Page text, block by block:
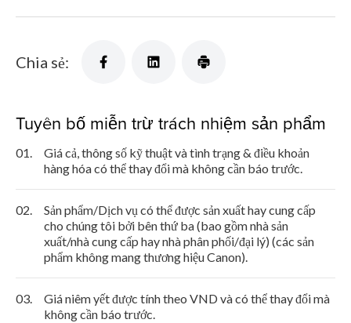
Chia sẻ:
Tuyên bố miễn trừ trách nhiệm sản phẩm
01.
Giá cả, thông số kỹ thuật và tình trạng & điều khoản
hàng hóa có thể thay đổi mà không cần báo trước.
02.
Sản phẩm/Dịch vụ có thể được sản xuất hay cung cấp
cho chúng tôi bởi bên thứ ba (bao gồm nhà sản
xuất/nhà cung cấp hay nhà phân phối/đại lý) (các sản
phẩm không mang thương hiệu Canon).
03.
Giá niêm yết được tính theo VND và có thể thay đổi mà
không cần báo trước.